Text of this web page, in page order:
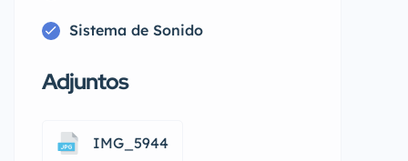
Sistema de Sonido
Adjuntos
IMG_5944